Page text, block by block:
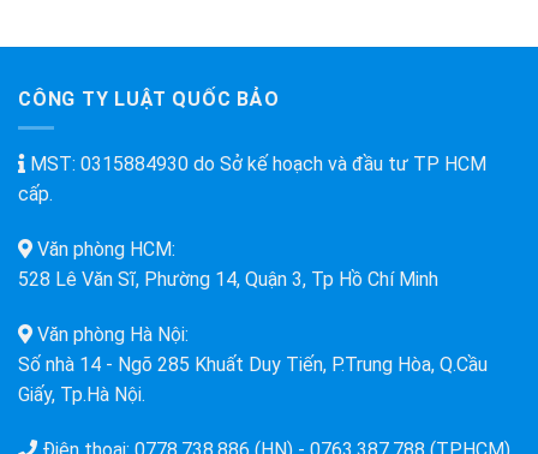
CÔNG TY LUẬT QUỐC BẢO
MST: 0315884930 do Sở kế hoạch và đầu tư TP HCM
cấp.
Văn phòng HCM:
528 Lê Văn Sĩ, Phường 14, Quận 3, Tp Hồ Chí Minh
Văn phòng Hà Nội:
Số nhà 14 - Ngõ 285 Khuất Duy Tiến, P.Trung Hòa, Q.Cầu
Giấy, Tp.Hà Nội.